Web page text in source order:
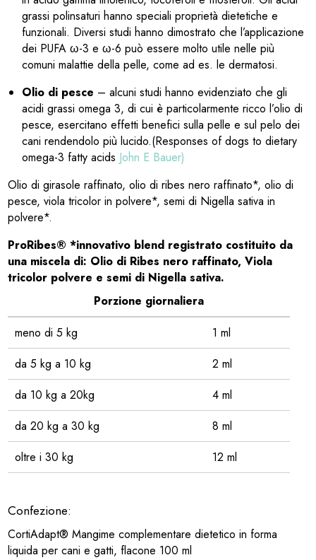
grassi polinsaturi hanno speciali proprietà dietetiche e
funzionali. Diversi studi hanno dimostrato che l’applicazione
dei PUFA ω-3 e ω-6 può essere molto utile nelle più
comuni malattie della pelle, come ad es. le dermatosi.
Olio di pesce – alcuni studi hanno evidenziato che gli
acidi grassi omega 3, di cui è particolarmente ricco l’olio di
pesce, esercitano effetti benefici sulla pelle e sul pelo dei
cani rendendolo più lucido.(Responses of dogs to dietary
omega-3 fatty acids John E Bauer)
Olio di girasole raffinato, olio di ribes nero raffinato*, olio di
pesce, viola tricolor in polvere*, semi di Nigella sativa in
polvere*.
ProRibes® *innovativo blend registrato costituito da
una miscela di: Olio di Ribes nero raffinato, Viola
tricolor polvere e semi di Nigella sativa.
Porzione giornaliera
meno di 5 kg
1 ml
da 5 kg a 10 kg
2 ml
da 10 kg a 20kg
4 ml
da 20 kg a 30 kg
8 ml
oltre i 30 kg
12 ml
Confezione:
CortiAdapt® Mangime complementare dietetico in forma
liquida per cani e gatti, flacone 100 ml